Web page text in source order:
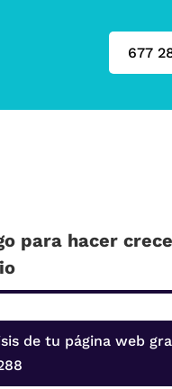
677
para hacer
de tu página web